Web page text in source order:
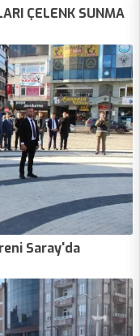
ÇELENK SUNMA
Saray'da